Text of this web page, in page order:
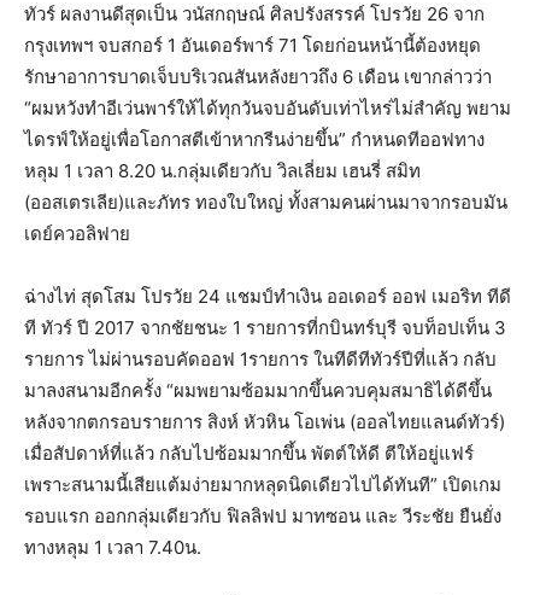
ทัวร์ ผลงานดีสุดเป็น วนัสกฤษณ์ ศิลปรังสรรค์ โปรวัย 26 จาก
กรุงเทพฯ จบสกอร์ 1 อันเดอร์พาร์ 71 โดยก่อนหน้านี้ต้องหยุด
รักษาอาการบาดเจ็บบริเวณสันหลังยาวถึง 6 เดือน เขากล่าวว่า
“ผมหวังทำอีเว่นพาร์ให้ได้ทุกวันจบอันดับเท่าไหร่ไม่สำคัญ พยาม
ไดรฟ์ให้อยู่เพื่อโอกาสตีเข้าหากรีนง่ายขึ้น” กำหนดทีออฟทาง
หลุม 1 เวลา 8.20 น.กลุ่มเดียวกับ วิลเลี่ยม เฮนรี่ สมิท
(ออสเตรเลีย)และภัทร ทองใบใหญ่ ทั้งสามคนผ่านมาจากรอบมัน
เดย์ควอลิฟาย
ฉ่างไท่ สุดโสม โปรวัย 24 แชมป์ทำเงิน ออเดอร์ ออฟ เมอริท ทีดี
ที ทัวร์ ปี 2017 จากชัยชนะ 1 รายการที่กบินทร์บุรี จบท็อปเท็น 3
รายการ ไม่ผ่านรอบคัดออฟ 1รายการ ในทีดีทีทัวร์ปีที่แล้ว กลับ
มาลงสนามอีกครั้ง “ผมพยามซ้อมมากขึ้นควบคุมสมาธิได้ดีขึ้น
หลังจากตกรอบรายการ สิงห์ หัวหิน โอเพ่น (ออลไทยแลนด์ทัวร์)
เมื่อสัปดาห์ที่แล้ว กลับไปซ้อมมากขึ้น พัตต์ให้ดี ตีให้อยู่แฟร์
เพราะสนามนี้เสียแต้มง่ายมากหลุดนิดเดียวไปได้ทันที” เปิดเกม
รอบแรก ออกกลุ่มเดียวกับ ฟิลลิฟป มาทซอน และ วีระชัย ยืนยั่ง
ทางหลุม 1 เวลา 7.40น.